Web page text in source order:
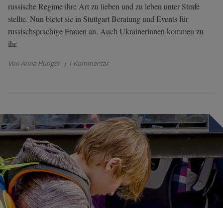
russische Regime ihre Art zu lieben und zu leben unter Strafe
stellte. Nun bietet sie in Stuttgart Beratung und Events für
russischsprachige Frauen an. Auch Ukrainerinnen kommen zu
ihr.
Von Anna Hunger | 1 Kommentar